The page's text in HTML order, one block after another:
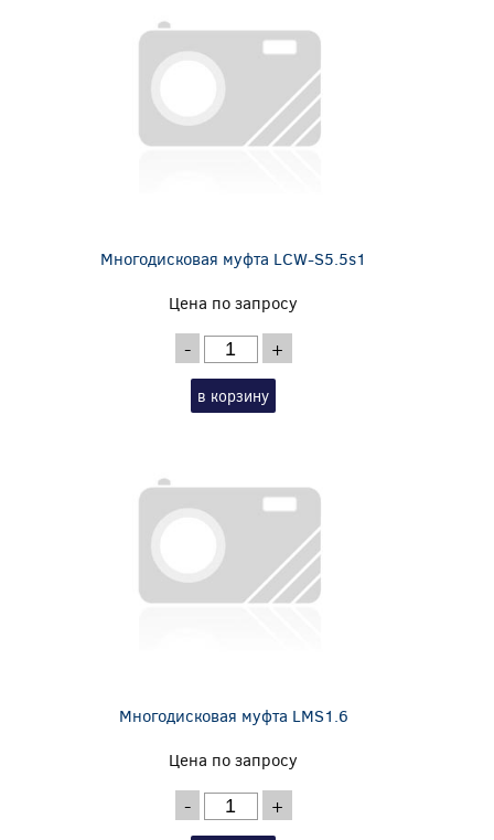
Многодисковая муфта LCW-S5.5s1
Цена по запросу
- +
в корзину
Многодисковая муфта LMS1.6
Цена по запросу
- +